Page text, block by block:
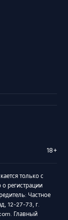
18+
только с
регистрации
Частное
12-27-73, г.
Главный